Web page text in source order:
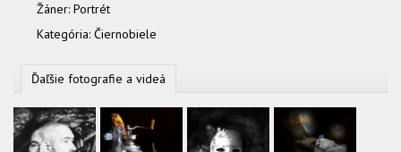
Žáner: Portrét
Kategória: Čiernobiele
Ďaľšie fotografie a videá